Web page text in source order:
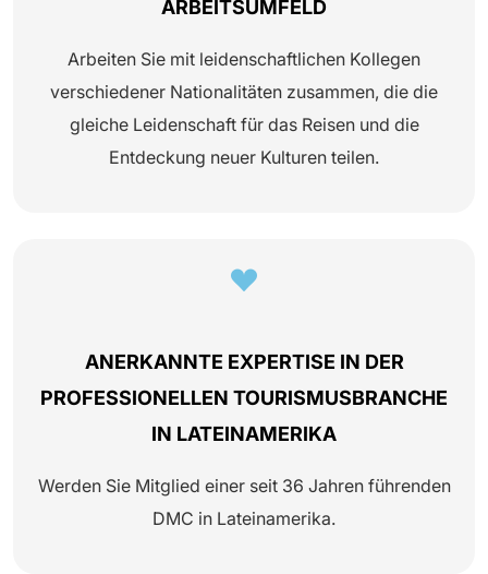
ARBEITSUMFELD
Arbeiten Sie mit leidenschaftlichen Kollegen
verschiedener Nationalitäten zusammen, die die
gleiche Leidenschaft für das Reisen und die
Entdeckung neuer Kulturen teilen.
ANERKANNTE EXPERTISE IN DER
PROFESSIONELLEN TOURISMUSBRANCHE
IN LATEINAMERIKA
Werden Sie Mitglied einer seit 36 Jahren führenden
DMC in Lateinamerika.